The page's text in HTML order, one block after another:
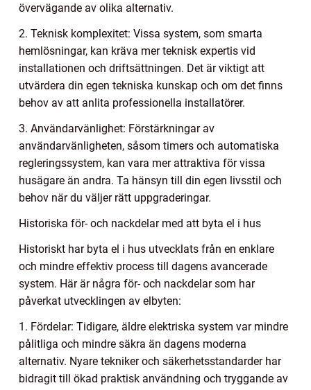
övervägande av olika alternativ.
2. Teknisk komplexitet: Vissa system, som smarta
hemlösningar, kan kräva mer teknisk expertis vid
installationen och driftsättningen. Det är viktigt att
utvärdera din egen tekniska kunskap och om det finns
behov av att anlita professionella installatörer.
3. Användarvänlighet: Förstärkningar av
användarvänligheten, såsom timers och automatiska
regleringssystem, kan vara mer attraktiva för vissa
husägare än andra. Ta hänsyn till din egen livsstil och
behov när du väljer rätt uppgraderingar.
Historiska för- och nackdelar med att byta el i hus
Historiskt har byta el i hus utvecklats från en enklare
och mindre effektiv process till dagens avancerade
system. Här är några för- och nackdelar som har
påverkat utvecklingen av elbyten:
1. Fördelar: Tidigare, äldre elektriska system var mindre
pålitliga och mindre säkra än dagens moderna
alternativ. Nyare tekniker och säkerhetsstandarder har
bidragit till ökad praktisk användning och tryggande av